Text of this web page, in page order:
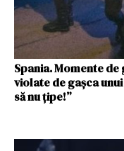
Spania. Momente
violate de gașca
să nu ţipe!”